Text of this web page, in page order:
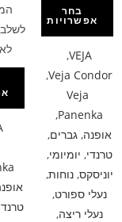
בחר
אפשרויות
VEJA
,
Veja Condor
,
Veja
Panenka
,
אופנה,גברים,
טרנדי, יומיומי,
יוניסקס,נוחות,
נעלי ספורט,
נעלי ריצה,
לשלב